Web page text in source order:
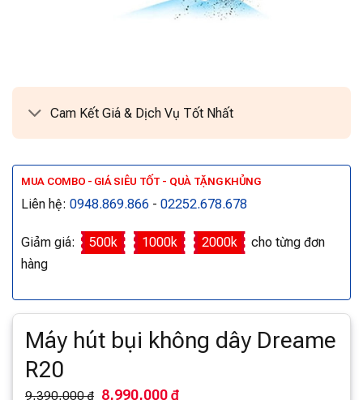
Cam Kết Giá & Dịch Vụ Tốt Nhất
MUA COMBO - GIÁ SIÊU TỐT - QUÀ TẶNG KHỦNG
Liên hệ: 0948.869.866 - 02252.678.678
Giảm giá: 500k 1000k 2000k
cho từng đơn
hàng
Máy hút bụi không dây Dreame
R20
9,390,000 ₫ 8,990,000 ₫